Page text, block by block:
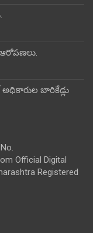
ఆరోపణలు.
బారికేడ్లు
Official Digital
Registered